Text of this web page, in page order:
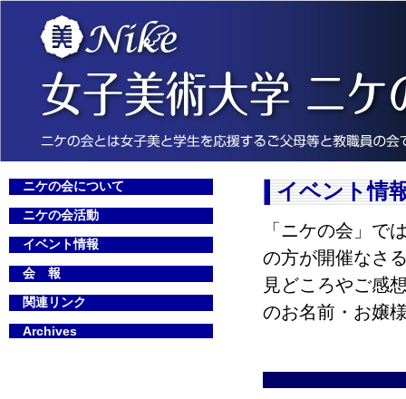
ニケの会について
ニケの会活動
イベント情報
会 報
関連リンク
Archives
イベント情
「ニケの会」で
の方が開催なさ
見どころやご感
のお名前・お嬢